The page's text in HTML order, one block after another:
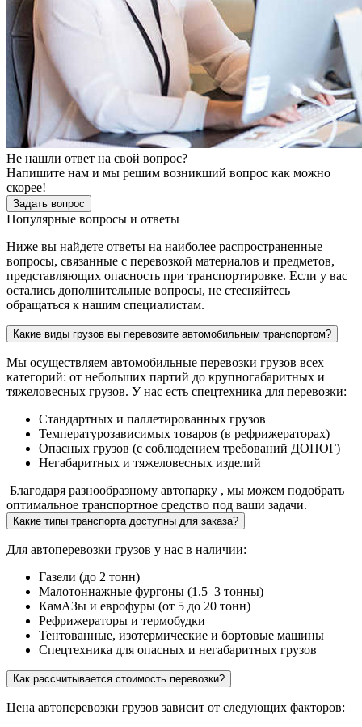
Не нашли ответ на свой вопрос?
Напишите нам и мы решим возникший вопрос как можно
скорее!
Задать вопрос
Популярные вопросы и ответы
Ниже вы найдете ответы на наиболее распространенные
вопросы, связанные с перевозкой материалов и предметов,
представляющих опасность при транспортировке. Если у вас
остались дополнительные вопросы, не стесняйтесь
обращаться к нашим специалистам.
Какие виды грузов вы перевозите автомобильным транспортом?
Мы осуществляем автомобильные перевозки грузов всех
категорий: от небольших партий до крупногабаритных и
тяжеловесных грузов. У нас есть спецтехника для перевозки:
Стандартных и паллетированных грузов
Температурозависимых товаров (в рефрижераторах)
Опасных грузов (с соблюдением требований ДОПОГ)
Негабаритных и тяжеловесных изделий
Благодаря разнообразному автопарку , мы можем подобрать
оптимальное транспортное средство под ваши задачи.
Какие типы транспорта доступны для заказа?
Для автоперевозки грузов у нас в наличии:
Газели (до 2 тонн)
Малотоннажные фургоны (1.5–3 тонны)
КамАЗы и еврофуры (от 5 до 20 тонн)
Рефрижераторы и термобудки
Тентованные, изотермические и бортовые машины
Спецтехника для опасных и негабаритных грузов
Как рассчитывается стоимость перевозки?
Цена автоперевозки грузов зависит от следующих факторов: